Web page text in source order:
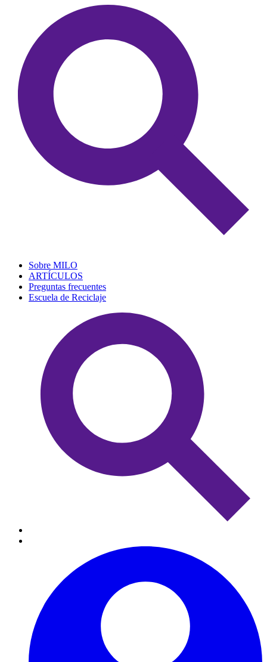
Sobre MILO
ARTÍCULOS
Preguntas frecuentes
Escuela de Reciclaje